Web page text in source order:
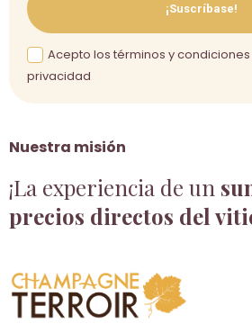
Nuestra misión
¡La experiencia de un
precios directos del
¡Suscríbase!
Acepto los términos y
privacidad